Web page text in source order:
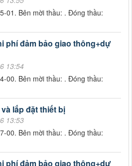
01. Bên mời thầu: . Đóng thầu:
phí đảm bảo giao thông+dự
13:54
00. Bên mời thầu: . Đóng thầu:
lắp đặt thiết bị
13:53
00. Bên mời thầu: . Đóng thầu:
phí đảm bảo giao thông+dự